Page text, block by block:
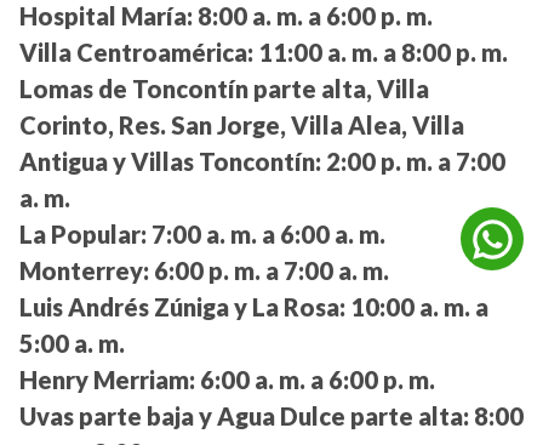
Hospital María: 8:00 a. m. a 6:00 p. m.
Villa Centroamérica: 11:00 a. m. a 8:00 p. m.
Lomas de Toncontín parte alta, Villa
Corinto, Res. San Jorge, Villa Alea, Villa
Antigua y Villas Toncontín: 2:00 p. m. a 7:00
a. m.
La Popular: 7:00 a. m. a 6:00 a. m.
Monterrey: 6:00 p. m. a 7:00 a. m.
Luis Andrés Zúniga y La Rosa: 10:00 a. m. a
5:00 a. m.
Henry Merriam: 6:00 a. m. a 6:00 p. m.
Uvas parte baja y Agua Dulce parte alta: 8:00